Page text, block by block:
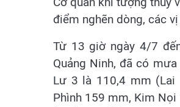
điểm nghẽn dòng, các
Từ 13 giờ ngày 4/7
Quảng Ninh, đã có
Lư 3 là 110,4 mm (Lai
Phình 159 mm, Kim